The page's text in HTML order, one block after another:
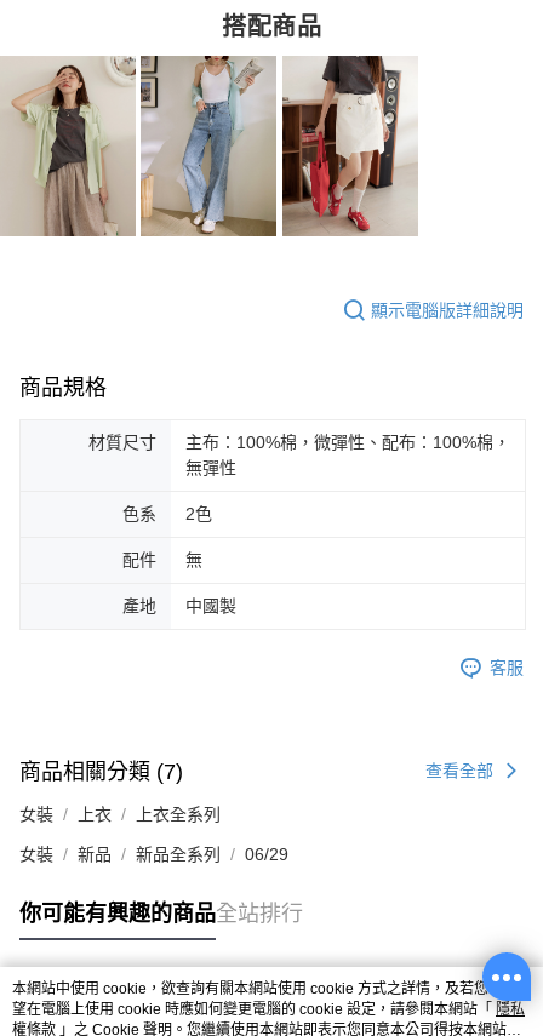
搭配商品
顯示電腦版詳細說明
商品規格
材質尺寸
主布：100%棉，微彈性、配布：100%棉，
無彈性
色系 2色
配件 無
產地 中國製
客服
商品相關分類 (7) 查看全部
女裝 上衣 上衣全系列
女裝 新品 新品全系列 06/29
你可能有興趣的商品全站排行
熱門標籤
本網站中使用 cookie，欲查詢有關本網站使用 cookie 方式之詳情，及若您不希
望在電腦上使用 cookie 時應如何變更電腦的 cookie 設定，請參閱本網站「 隱私
權條款 」之 Cookie 聲明。您繼續使用本網站即表示您同意本公司得按本網站使